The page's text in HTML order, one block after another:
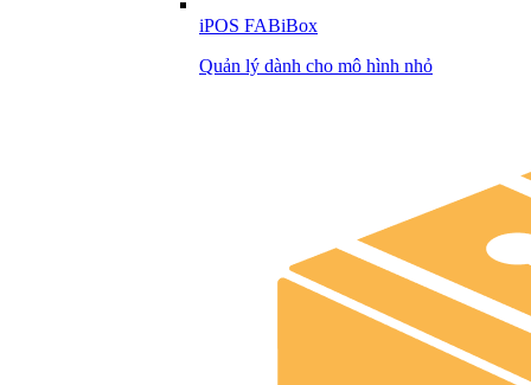
iPOS FABiBox
Quản lý dành cho mô hình nhỏ